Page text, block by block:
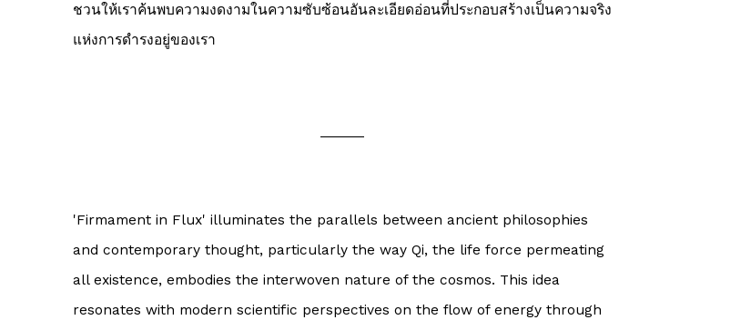
ชวนให้เราค้นพบความงดงามในความซับซ้อนอันละเอียดอ่อนที่ประกอบสร้างเป็นความจริง
แห่งการดำรงอยู่ของเรา
'Firmament in Flux' illuminates the parallels between ancient philosophies
and contemporary thought, particularly the way Qi, the life force permeating
all existence, embodies the interwoven nature of the cosmos. This idea
resonates with modern scientific perspectives on the flow of energy through